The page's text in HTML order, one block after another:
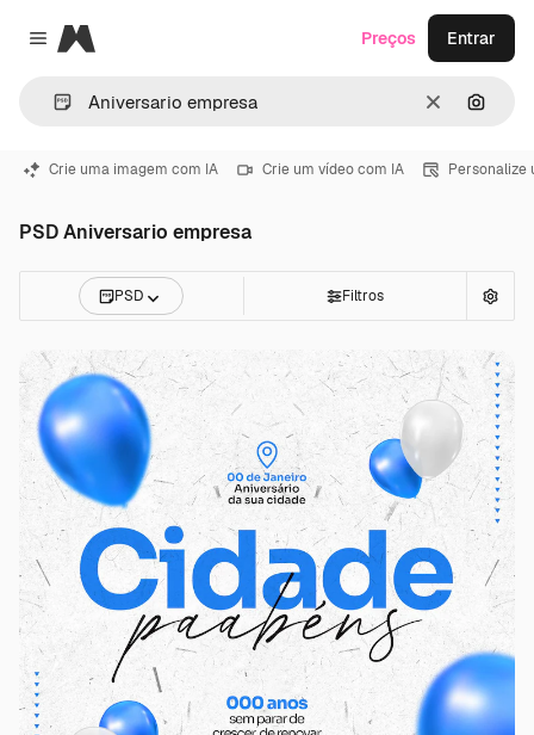
Close menu
Magnific
Limpar
Preços Entrar
Crie uma imagem com IA Crie um vídeo com IA Personalize
PSD Aniversario empresa
PSD Filtros